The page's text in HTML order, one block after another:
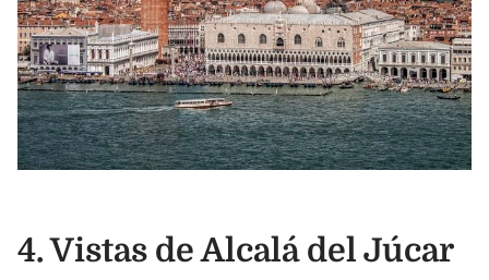
4. Vistas de Alcalá del Júcar